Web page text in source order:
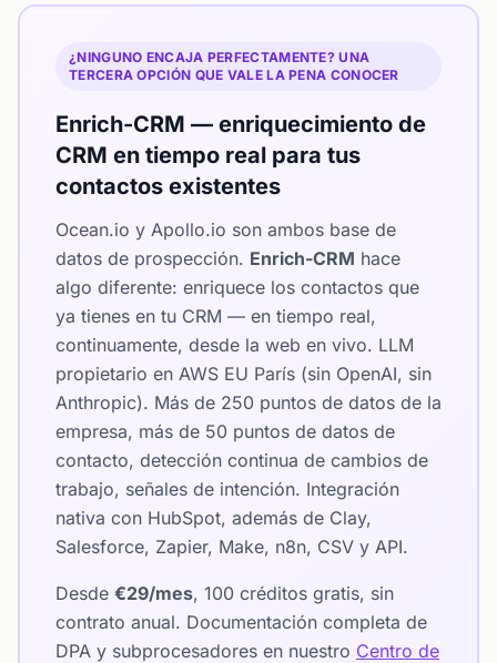
¿NINGUNO ENCAJA PERFECTAMENTE? UNA
TERCERA OPCIÓN QUE VALE LA PENA CONOCER
Enrich-CRM — enriquecimiento de
CRM en tiempo real para tus
contactos existentes
Ocean.io y Apollo.io son ambos base de
datos de prospección. Enrich-CRM hace
algo diferente: enriquece los contactos que
ya tienes en tu CRM — en tiempo real,
continuamente, desde la web en vivo. LLM
propietario en AWS EU París (sin OpenAI, sin
Anthropic). Más de 250 puntos de datos de la
empresa, más de 50 puntos de datos de
contacto, detección continua de cambios de
trabajo, señales de intención. Integración
nativa con HubSpot, además de Clay,
Salesforce, Zapier, Make, n8n, CSV y API.
Desde €29/mes, 100 créditos gratis, sin
contrato anual. Documentación completa de
DPA y subprocesadores en nuestro Centro de